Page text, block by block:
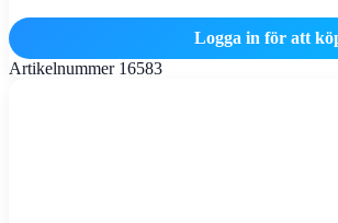
Logga in för att
Artikelnummer 16583